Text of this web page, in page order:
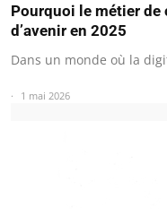
Pourquoi le métier de
d’avenir en 2025
Dans un monde où la
1 mai 2026